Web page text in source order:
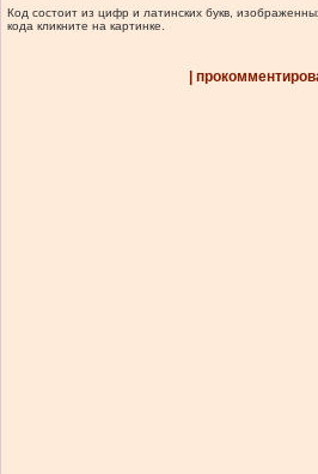
Код состоит из цифр и латинских букв,
кода кликните на картинке.
|